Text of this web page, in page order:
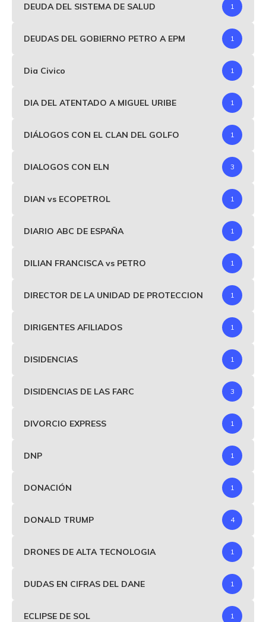
DEUDA DEL SISTEMA DE SALUD 1
DEUDAS DEL GOBIERNO PETRO A EPM 1
Dia Civico 1
DIA DEL ATENTADO A MIGUEL URIBE 1
DIÁLOGOS CON EL CLAN DEL GOLFO 1
DIALOGOS CON ELN 3
DIAN vs ECOPETROL 1
DIARIO ABC DE ESPAÑA 1
DILIAN FRANCISCA vs PETRO 1
DIRECTOR DE LA UNIDAD DE PROTECCION 1
DIRIGENTES AFILIADOS 1
DISIDENCIAS 1
DISIDENCIAS DE LAS FARC 3
DIVORCIO EXPRESS 1
DNP 1
DONACIÓN 1
DONALD TRUMP 4
DRONES DE ALTA TECNOLOGIA 1
DUDAS EN CIFRAS DEL DANE 1
ECLIPSE DE SOL 1